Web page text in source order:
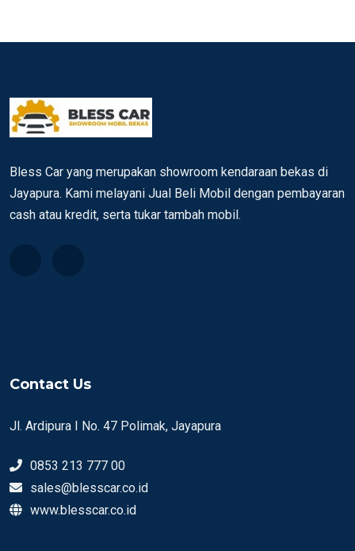
Bless Car yang merupakan showroom kendaraan bekas di
Jayapura. Kami melayani Jual Beli Mobil dengan pembayaran
cash atau kredit, serta tukar tambah mobil.
Contact Us
Jl. Ardipura I No. 47 Polimak, Jayapura
0853 213 777 00
sales@blesscar.co.id
www.blesscar.co.id